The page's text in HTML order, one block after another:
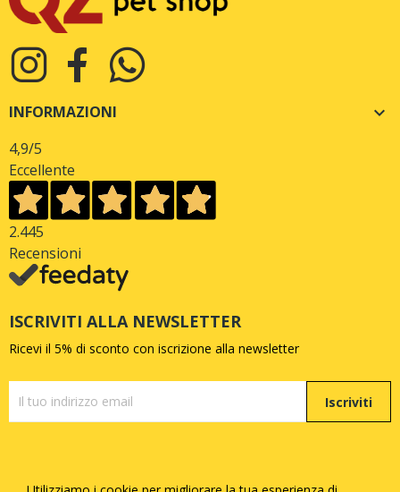
INFORMAZIONI 
4,9/5
Eccellente
2.445
Recensioni
ISCRIVITI ALLA NEWSLETTER
Ricevi il 5% di sconto con iscrizione alla newsletter
Iscriviti